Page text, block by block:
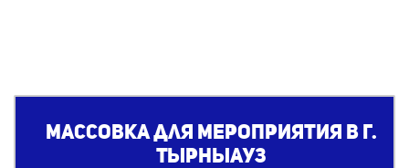
Массовка для мероприятия в г.
Тырныауз